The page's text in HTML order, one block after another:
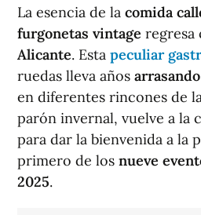
La esencia de la comida
furgonetas vintage regresa
Alicante. Esta peculiar
ruedas lleva años arrasando
en diferentes rincones de
parón invernal, vuelve a la
para dar la bienvenida a la
primero de los nueve
2025.